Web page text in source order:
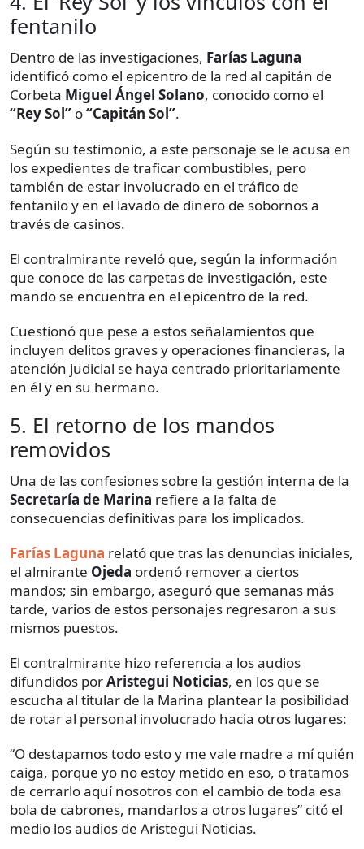
fentanilo
Dentro de las investigaciones, Farías Laguna
identificó como el epicentro de la red al capitán de
Corbeta Miguel Ángel Solano, conocido como el
“Rey Sol” o“Capitán Sol”.
Según su testimonio, a este personaje se le acusa en
los expedientes de traficar combustibles, pero
también de estar involucrado en el tráfico de
fentanilo y en el lavado de dinero de sobornos a
través de casinos.
El contralmirante reveló que, según la información
que conoce de las carpetas de investigación, este
mando se encuentra en el epicentro de la red.
Cuestionó que pese a estos señalamientos que
incluyen delitos graves y operaciones financieras, la
atención judicial se haya centrado prioritariamente
en él y en su hermano.
5. El retorno de los mandos
removidos
Una de las confesiones sobre la gestión interna de la
Secretaría de Marina refiere a la falta de
consecuencias definitivas para los implicados.
Farías Laguna relató que tras las denuncias iniciales,
el almirante Ojeda ordenó remover a ciertos
mandos; sin embargo, aseguró que semanas más
tarde, varios de estos personajes regresaron a sus
mismos puestos.
El contralmirante hizo referencia a los audios
difundidos porAristegui Noticias, en los que se
escucha al titular de la Marina plantear la posibilidad
de rotar al personal involucrado hacia otros lugares:
“O destapamos todo esto y me vale madre a mí quién
caiga, porque yo no estoy metido en eso, o tratamos
de cerrarlo aquí nosotros con el cambio de toda esa
bola de cabrones, mandarlos a otros lugares” citó el
medio los audios de Aristegui Noticias.